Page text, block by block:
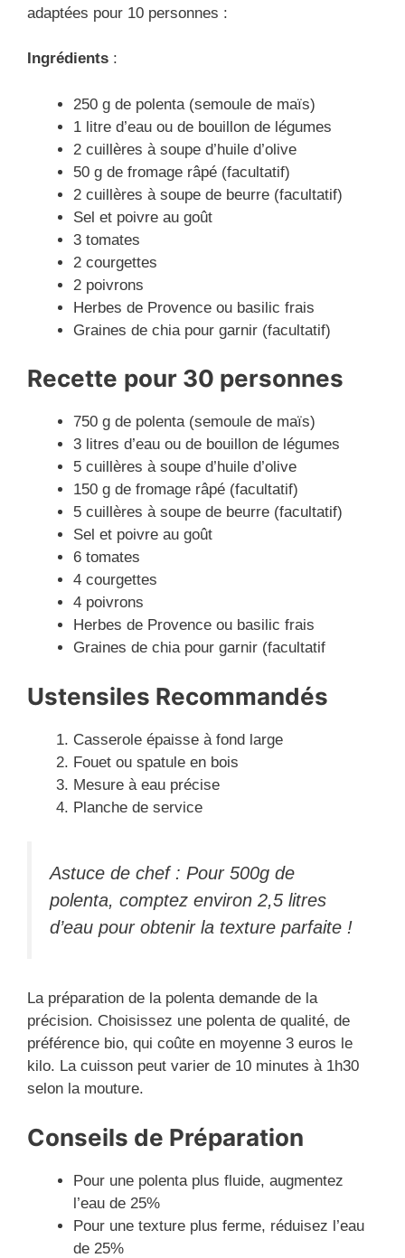
adaptées pour 10 personnes :
Ingrédients :
250 g de polenta (semoule de maïs)
1 litre d’eau ou de bouillon de légumes
2 cuillères à soupe d’huile d’olive
50 g de fromage râpé (facultatif)
2 cuillères à soupe de beurre (facultatif)
Sel et poivre au goût
3 tomates
2 courgettes
2 poivrons
Herbes de Provence ou basilic frais
Graines de chia pour garnir (facultatif)
Recette pour 30 personnes
750 g de polenta (semoule de maïs)
3 litres d’eau ou de bouillon de légumes
5 cuillères à soupe d’huile d’olive
150 g de fromage râpé (facultatif)
5 cuillères à soupe de beurre (facultatif)
Sel et poivre au goût
6 tomates
4 courgettes
4 poivrons
Herbes de Provence ou basilic frais
Graines de chia pour garnir (facultatif
Ustensiles Recommandés
Casserole épaisse à fond large
Fouet ou spatule en bois
Mesure à eau précise
Planche de service
Astuce de chef : Pour 500g de
polenta, comptez environ 2,5 litres
d’eau pour obtenir la texture parfaite !
La préparation de la polenta demande de la
précision. Choisissez une polenta de qualité, de
préférence bio, qui coûte en moyenne 3 euros le
kilo. La cuisson peut varier de 10 minutes à 1h30
selon la mouture.
Conseils de Préparation
Pour une polenta plus fluide, augmentez
l’eau de 25%
Pour une texture plus ferme, réduisez l’eau
de 25%